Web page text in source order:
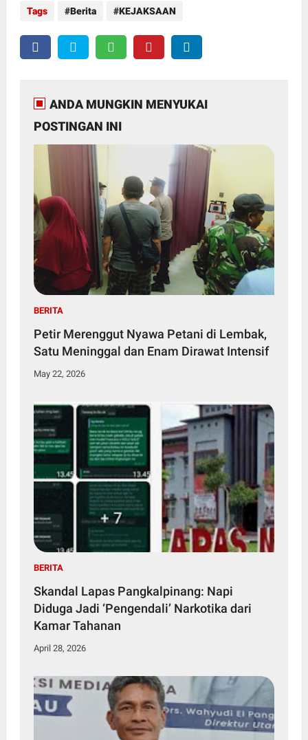
Tags Berita KEJAKSAAN
ANDA MUNGKIN MENYUKAI
POSTINGAN INI
BERITA
Petir Merenggut Nyawa Petani di Lembak,
Satu Meninggal dan Enam Dirawat Intensif
May 22, 2026
BERITA
Skandal Lapas Pangkalpinang: Napi
Diduga Jadi ‘Pengendali’ Narkotika dari
Kamar Tahanan
April 28, 2026